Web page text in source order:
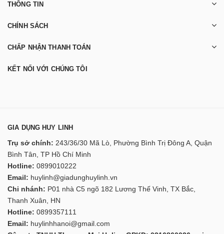
THÔNG TIN
CHÍNH SÁCH
CHẤP NHẬN THANH TOÁN
KẾT NỐI VỚI CHÚNG TÔI
GIA DỤNG HUY LINH
Trụ sở chính: 243/36/30 Mã Lò, Phường Bình Trị Đông A, Quận
Bình Tân, TP Hồ Chí Minh
Hotline: 0899010222
Email: huylinh@giadunghuylinh.vn
Chi nhánh: P01 nhà C5 ngõ 182 Lương Thế Vinh, TX Bắc,
Thanh Xuân, HN
Hotline: 0899357111
Email: huylinhhanoi@gmail.com